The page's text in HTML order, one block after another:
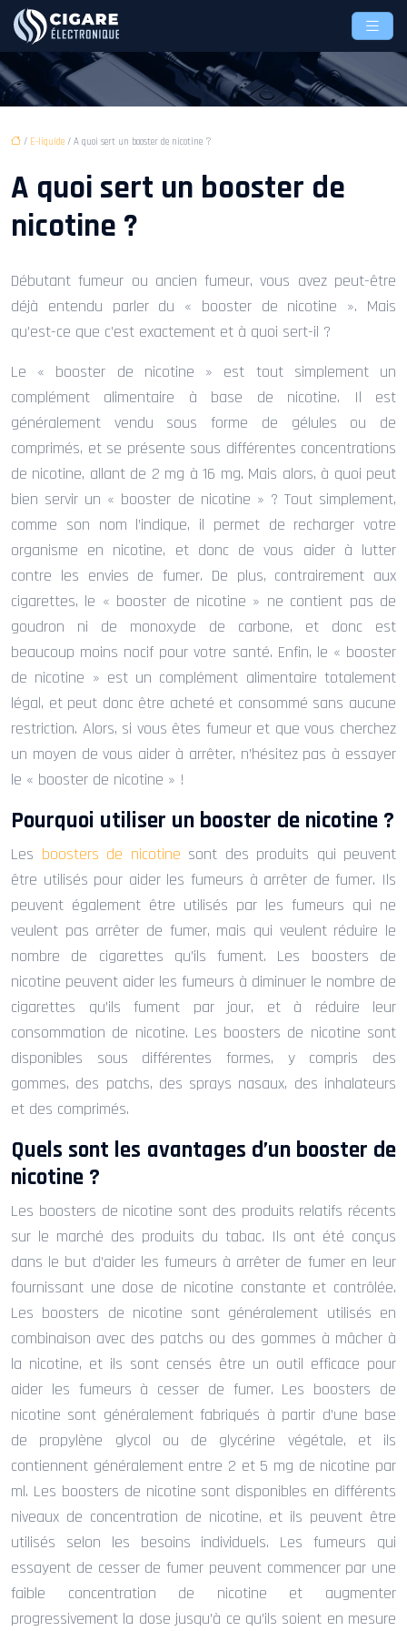
/ E-liquide / A quoi sert un booster de nicotine ?
A quoi sert un booster de
nicotine ?
Débutant fumeur ou ancien fumeur, vous avez peut-être
déjà entendu parler du « booster de nicotine ». Mais
qu’est-ce que c’est exactement et à quoi sert-il ?
Le « booster de nicotine » est tout simplement un
complément alimentaire à base de nicotine. Il est
généralement vendu sous forme de gélules ou de
comprimés, et se présente sous différentes concentrations
de nicotine, allant de 2 mg à 16 mg. Mais alors, à quoi peut
bien servir un « booster de nicotine » ? Tout simplement,
comme son nom l’indique, il permet de recharger votre
organisme en nicotine, et donc de vous aider à lutter
contre les envies de fumer. De plus, contrairement aux
cigarettes, le « booster de nicotine » ne contient pas de
goudron ni de monoxyde de carbone, et donc est
beaucoup moins nocif pour votre santé. Enfin, le « booster
de nicotine » est un complément alimentaire totalement
légal, et peut donc être acheté et consommé sans aucune
restriction. Alors, si vous êtes fumeur et que vous cherchez
un moyen de vous aider à arrêter, n’hésitez pas à essayer
le « booster de nicotine » !
Pourquoi utiliser un booster de nicotine ?
Les boosters de nicotine sont des produits qui peuvent
être utilisés pour aider les fumeurs à arrêter de fumer. Ils
peuvent également être utilisés par les fumeurs qui ne
veulent pas arrêter de fumer, mais qui veulent réduire le
nombre de cigarettes qu’ils fument. Les boosters de
nicotine peuvent aider les fumeurs à diminuer le nombre de
cigarettes qu’ils fument par jour, et à réduire leur
consommation de nicotine. Les boosters de nicotine sont
disponibles sous différentes formes, y compris des
gommes, des patchs, des sprays nasaux, des inhalateurs
et des comprimés.
Quels sont les avantages d’un booster de
nicotine ?
Les boosters de nicotine sont des produits relatifs récents
sur le marché des produits du tabac. Ils ont été conçus
dans le but d’aider les fumeurs à arrêter de fumer en leur
fournissant une dose de nicotine constante et contrôlée.
Les boosters de nicotine sont généralement utilisés en
combinaison avec des patchs ou des gommes à mâcher à
la nicotine, et ils sont censés être un outil efficace pour
aider les fumeurs à cesser de fumer. Les boosters de
nicotine sont généralement fabriqués à partir d’une base
de propylène glycol ou de glycérine végétale, et ils
contiennent généralement entre 2 et 5 mg de nicotine par
ml. Les boosters de nicotine sont disponibles en différents
niveaux de concentration de nicotine, et ils peuvent être
utilisés selon les besoins individuels. Les fumeurs qui
essayent de cesser de fumer peuvent commencer par une
faible concentration de nicotine et augmenter
progressivement la dose jusqu’à ce qu’ils soient en mesure